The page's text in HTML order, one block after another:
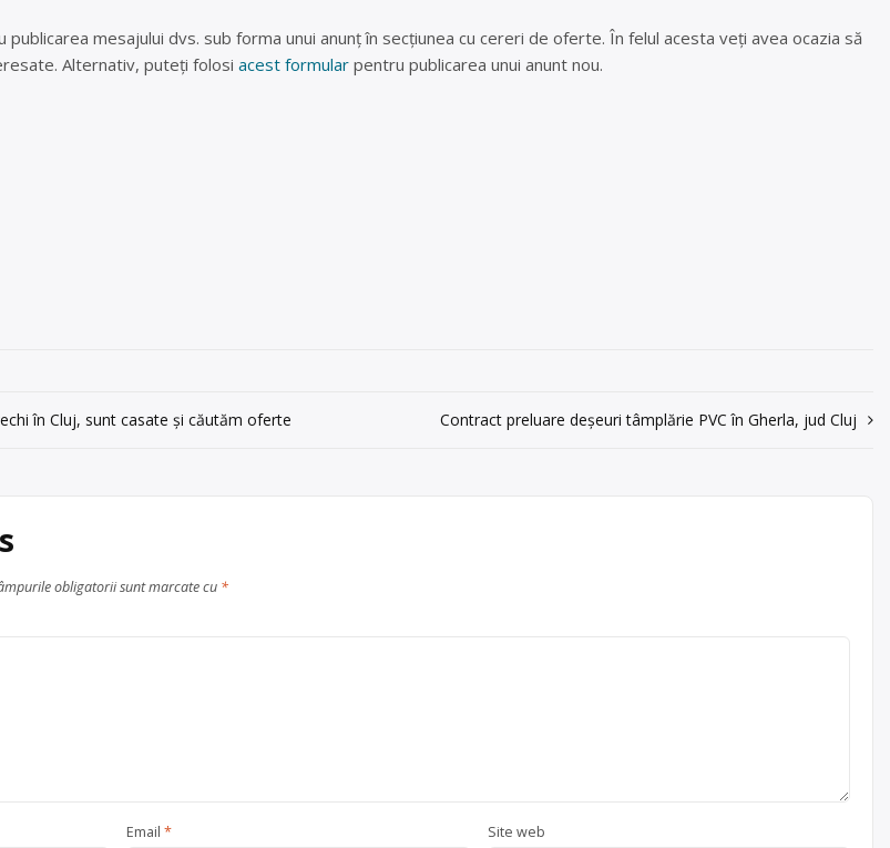
publicarea mesajului dvs. sub forma unui anunț în secțiunea cu cereri de oferte. În felul acesta veți avea ocazia să
Alternativ, puteți folosi acest formular pentru publicarea unui anunt nou.
în Cluj, sunt casate și căutăm oferte Contract preluare deșeuri tâmplărie PVC în Gherla, jud Cluj
obligatorii sunt marcate cu *
Email * Site web